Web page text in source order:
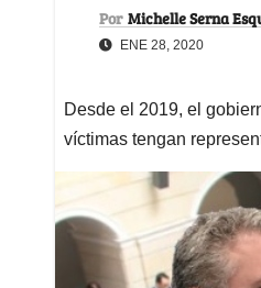
Por Michelle Serna
ENE 28, 2020
Desde el 2019, el
víctimas tengan